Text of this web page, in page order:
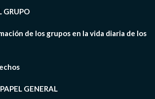
GRUPO
de los grupos en la vida diaria de los
GENERAL